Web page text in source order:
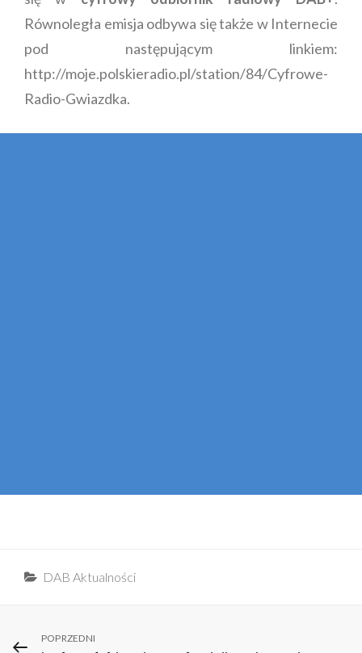
Równoległa emisja odbywa się także w Internecie
pod następującym linkiem:
http://moje.polskieradio.pl/station/84/Cyfrowe-
Radio-Gwiazdka.
Categories
DAB Aktualności
Nawigacja
Previous
POPRZEDNI